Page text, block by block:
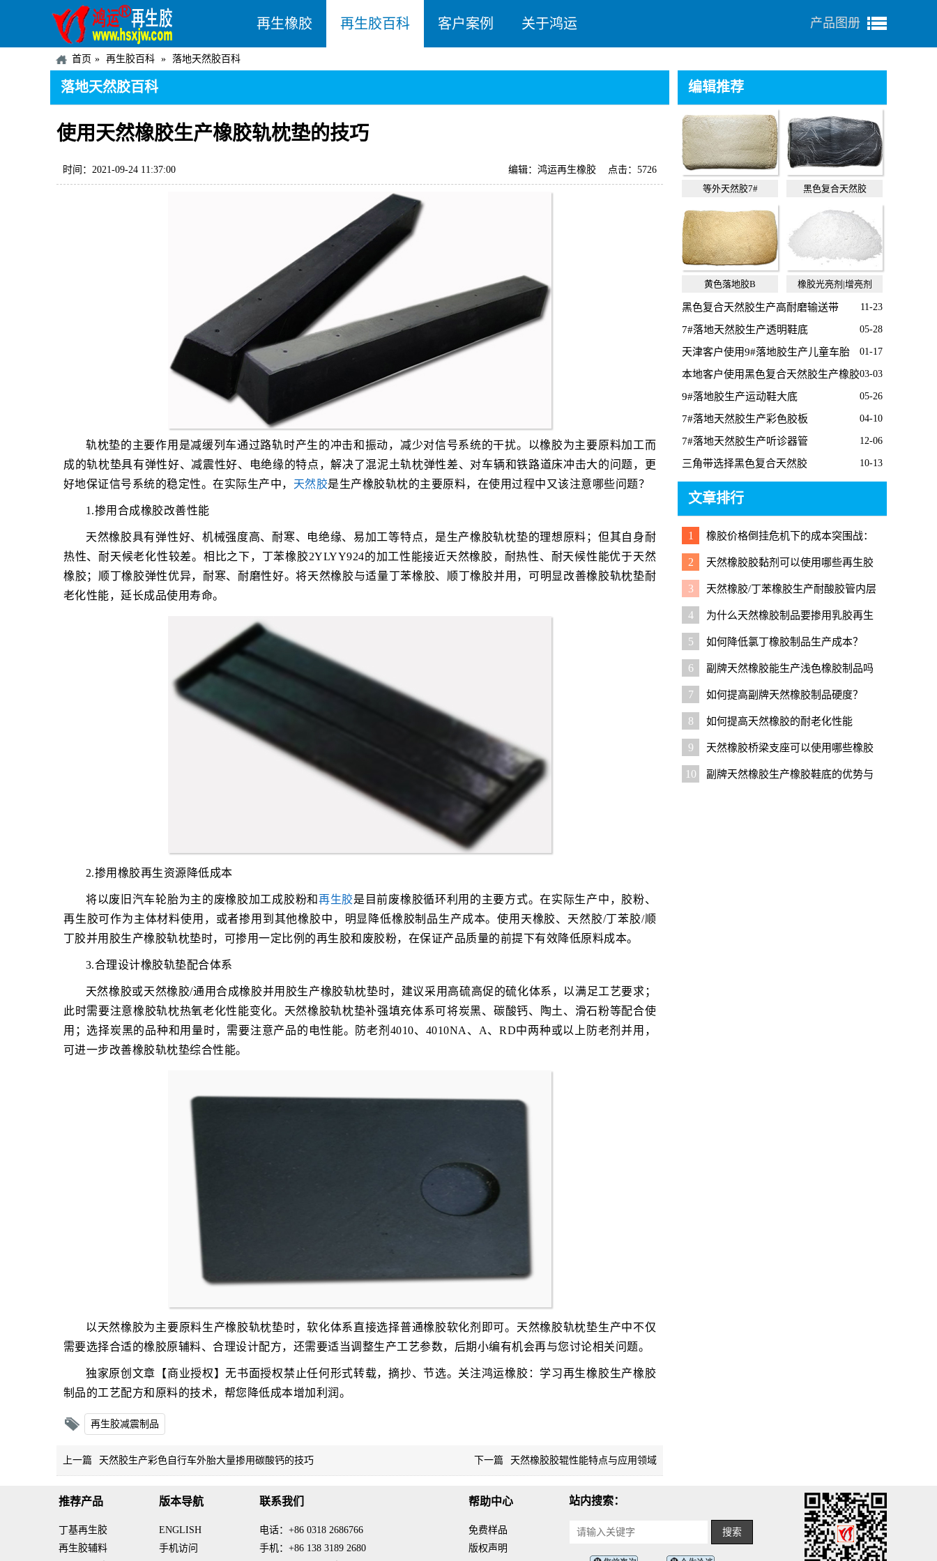
再生橡胶 再生胶百科 客户案例 关于鸿运 产品图册
首页 再生胶百科 落地天然胶百科
落地天然胶百科
使用天然橡胶生产橡胶轨枕垫的技巧
时间：2021-09-24 11:37:00 点击：5726
编辑：鸿运再生橡胶
轨枕垫的主要作用是减缓列车通过路轨时产生的冲击和振动，减少对信号系统的干扰。以橡胶为主要原料加工而
成的轨枕垫具有弹性好、减震性好、电绝缘的特点，解决了混泥土轨枕弹性差、对车辆和铁路道床冲击大的问题，更
好地保证信号系统的稳定性。在实际生产中， 天然胶是生产橡胶轨枕的主要原料，在使用过程中又该注意哪些问题？
1.掺用合成橡胶改善性能
天然橡胶具有弹性好、机械强度高、耐寒、电绝缘、易加工等特点，是生产橡胶轨枕垫的理想原料；但其自身耐
热性、耐天候老化性较差。相比之下，丁苯橡胶2YLYY924的加工性能接近天然橡胶，耐热性、耐天候性能优于天然
橡胶；顺丁橡胶弹性优异，耐寒、耐磨性好。将天然橡胶与适量丁苯橡胶、顺丁橡胶并用，可明显改善橡胶轨枕垫耐
老化性能，延长成品使用寿命。
2.掺用橡胶再生资源降低成本
将以废旧汽车轮胎为主的废橡胶加工成胶粉和再生胶是目前废橡胶循环利用的主要方式。在实际生产中，胶粉、
再生胶可作为主体材料使用，或者掺用到其他橡胶中，明显降低橡胶制品生产成本。使用天橡胶、天然胶/丁苯胶/顺
丁胶并用胶生产橡胶轨枕垫时，可掺用一定比例的再生胶和废胶粉，在保证产品质量的前提下有效降低原料成本。
3.合理设计橡胶轨垫配合体系
天然橡胶或天然橡胶/通用合成橡胶并用胶生产橡胶轨枕垫时，建议采用高硫高促的硫化体系，以满足工艺要求；
此时需要注意橡胶轨枕热氧老化性能变化。天然橡胶轨枕垫补强填充体系可将炭黑、碳酸钙、陶土、滑石粉等配合使
用；选择炭黑的品种和用量时，需要注意产品的电性能。防老剂4010、4010NA、A、RD中两种或以上防老剂并用，
可进一步改善橡胶轨枕垫综合性能。
以天然橡胶为主要原料生产橡胶轨枕垫时，软化体系直接选择普通橡胶软化剂即可。天然橡胶轨枕垫生产中不仅
需要选择合适的橡胶原辅料、合理设计配方，还需要适当调整生产工艺参数，后期小编有机会再与您讨论相关问题。
独家原创文章【商业授权】无书面授权禁止任何形式转载，摘抄、节选。关注鸿运橡胶：学习再生橡胶生产橡胶
制品的工艺配方和原料的技术，帮您降低成本增加利润。
再生胶减震制品
上一篇 天然胶生产彩色自行车外胎大量掺用碳酸钙的技巧 下一篇 天然橡胶胶辊性能特点与应用领域
编辑推荐
等外天然胶7# 黑色复合天然胶
黄色落地胶B 橡胶光亮剂|增亮剂
11-23
黑色复合天然胶生产高耐磨输送带
05-28
7#落地天然胶生产透明鞋底
01-17
天津客户使用9#落地胶生产儿童车胎
03-03
本地客户使用黑色复合天然胶生产橡胶
桥梁支座
05-26
9#落地胶生产运动鞋大底
04-10
7#落地天然胶生产彩色胶板
12-06
7#落地天然胶生产听诊器管
10-13
三角带选择黑色复合天然胶
文章排行
1
橡胶价格倒挂危机下的成本突围战：
再生胶能否成为救命稻草？
2
天然橡胶胶黏剂可以使用哪些再生胶
降成本？
3
天然橡胶/丁苯橡胶生产耐酸胶管内层
胶掺用再生胶硫化配方
4
为什么天然橡胶制品要掺用乳胶再生
胶？
5 如何降低氯丁橡胶制品生产成本？
6 副牌天然橡胶能生产浅色橡胶制品吗
7 如何提高副牌天然橡胶制品硬度？
8 如何提高天然橡胶的耐老化性能
9
天然橡胶桥梁支座可以使用哪些橡胶
原料降成本
10
副牌天然橡胶生产橡胶鞋底的优势与
推荐产品
丁基再生胶
再生胶辅料
版本导航
ENGLISH
手机访问
联系我们
电话：+86 0318 2686766
手机：+86 138 3189 2680
帮助中心
免费样品
版权声明
站内搜索：
搜索